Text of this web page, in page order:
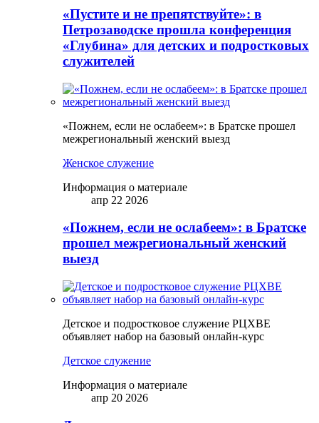
«Пустите и не препятствуйте»: в
Петрозаводске прошла конференция
«Глубина» для детских и подростковых
служителей
«Пожнем, если не ослабеем»: в Братске прошел
межрегиональный женский выезд
Женское служение
Информация о материале
апр 22 2026
«Пожнем, если не ослабеем»: в Братске
прошел межрегиональный женский
выезд
Детское и подростковое служение РЦХВЕ
объявляет набор на базовый онлайн-курс
Детское служение
Информация о материале
апр 20 2026